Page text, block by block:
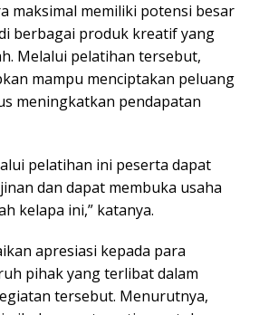
maksimal memiliki potensi besar
berbagai produk kreatif yang
Melalui pelatihan tersebut,
mampu menciptakan peluang
meningkatkan pendapatan
pelatihan ini peserta dapat
dan dapat membuka usaha
kelapa ini,” katanya.
apresiasi kepada para
pihak yang terlibat dalam
tersebut. Menurutnya,